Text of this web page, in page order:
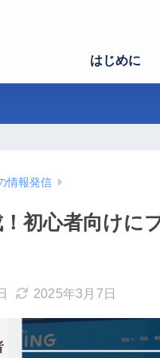
はじめに
情報発信
初心者向けに
2025年3月7日